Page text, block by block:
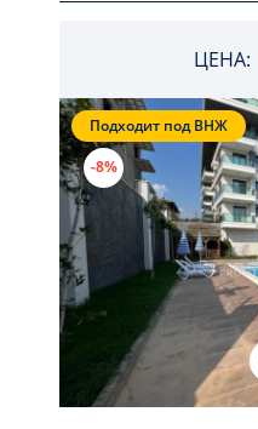
ЦЕНА:
Подходит под ВНЖ
-8%